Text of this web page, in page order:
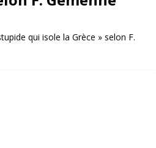
qui isole la Grèce » selon F.